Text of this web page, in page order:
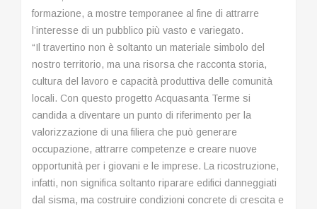
formazione, a mostre temporanee al fine di attrarre
l’interesse di un pubblico più vasto e variegato.
“Il travertino non è soltanto un materiale simbolo del
nostro territorio, ma una risorsa che racconta storia,
cultura del lavoro e capacità produttiva delle comunità
locali. Con questo progetto Acquasanta Terme si
candida a diventare un punto di riferimento per la
valorizzazione di una filiera che può generare
occupazione, attrarre competenze e creare nuove
opportunità per i giovani e le imprese. La ricostruzione,
infatti, non significa soltanto riparare edifici danneggiati
dal sisma, ma costruire condizioni concrete di crescita e